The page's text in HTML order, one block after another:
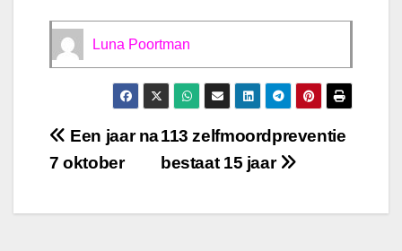
Luna Poortman
Bericht
navigatie
113 zelfmoordpreventie
bestaat 15 jaar
Een jaar na
7 oktober